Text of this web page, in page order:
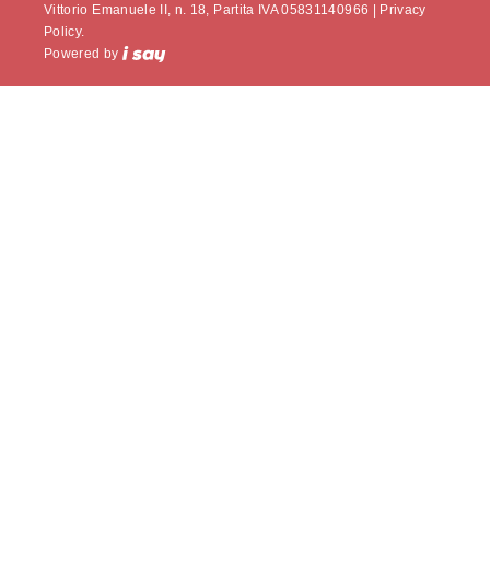
Vittorio Emanuele II, n. 18, Partita IVA 05831140966 | Privacy
Policy.
Powered by